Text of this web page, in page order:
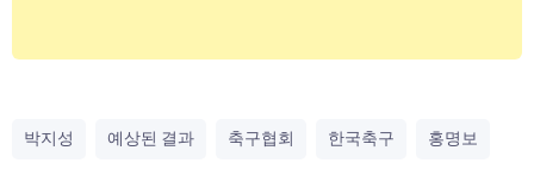
박지성 예상된 결과 축구협회 한국축구 홍명보